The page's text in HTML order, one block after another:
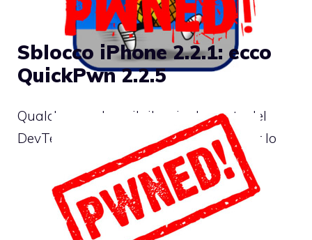
Qualche ora dopo il rilascio da parte del
DevTeam del nuovo QuickPwn 2.2.5 per lo
Sblocco iPhone 2.2.1: ecco
QuickPwn 2.2.5